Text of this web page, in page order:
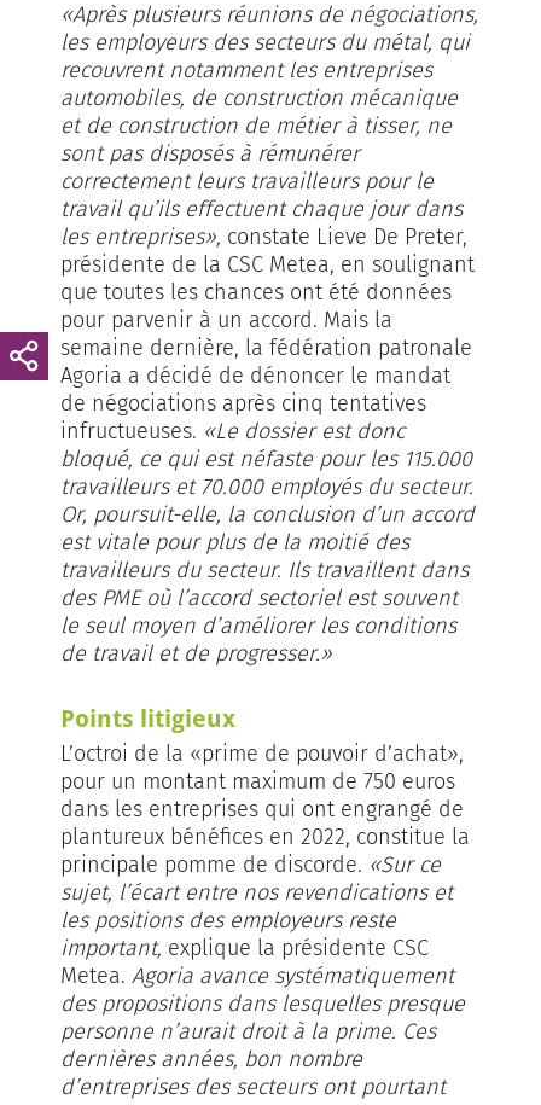
«Après plusieurs réunions de négociations,
les employeurs des secteurs du métal, qui
recouvrent notamment les entreprises
automobiles, de construction mécanique
et de construction de métier à tisser, ne
sont pas disposés à rémunérer
correctement leurs travailleurs pour le
travail qu’ils effectuent chaque jour dans
les entreprises», constate Lieve De Preter,
présidente de la CSC Metea, en soulignant
que toutes les chances ont été données
pour parvenir à un accord. Mais la
semaine dernière, la fédération patronale
Agoria a décidé de dénoncer le mandat
de négociations après cinq tentatives
infructueuses. «Le dossier est donc
bloqué, ce qui est néfaste pour les 115.000
travailleurs et 70.000 employés du secteur.
Or, poursuit-elle, la conclusion d’un accord
est vitale pour plus de la moitié des
travailleurs du secteur. Ils travaillent dans
des PME où l’accord sectoriel est souvent
le seul moyen d’améliorer les conditions
de travail et de progresser.»
Points litigieux
L’octroi de la «prime de pouvoir d’a­chat»,
pour un montant maximum de 750 euros
dans les entreprises qui ont engrangé de
plantureux bénéfices en 2022, constitue la
principale pomme de discorde. «Sur ce
sujet, l’écart entre nos revendications et
les positions des employeurs reste
important, explique la présidente CSC
Metea. Agoria avance systématiquement
des propositions dans lesquelles presque
personne n’aurait droit à la prime. Ces
dernières années, bon nombre
d’entreprises des secteurs ont pourtant